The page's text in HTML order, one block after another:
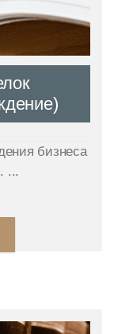
бизнеса
...